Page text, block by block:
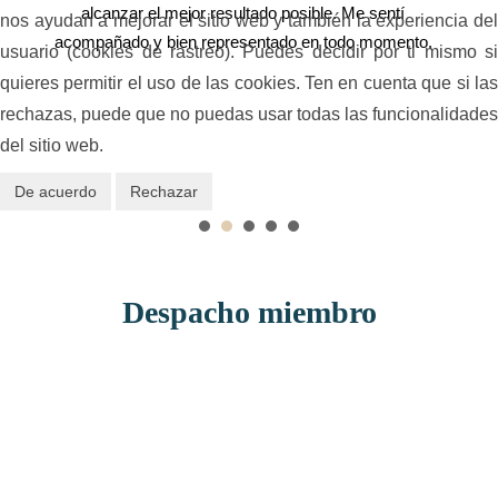
alcanzar el mejor resultado posible. Me sentí
acompañado y bien representado en todo momento.
confianza, eficaz y con verdadera vocación por
ayudar a sus clientes. Muchas gracias por todo, Dr.
Despacho miembro
nos ayudan a mejorar el sitio web y también la experiencia del
usuario (cookies de rastreo). Puedes decidir por ti mismo si
quieres permitir el uso de las cookies. Ten en cuenta que si las
rechazas, puede que no puedas usar todas las funcionalidades
del sitio web.
De acuerdo Rechazar